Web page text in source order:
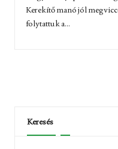
Kerekítő manó jól
folytattuk a...
Keresés